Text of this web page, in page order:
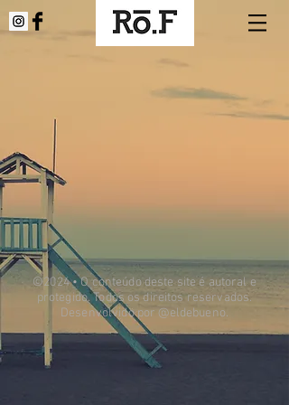
©2024 • O conteúdo deste site é autoral e
protegido. Todos os direitos reservados.
Desenvolvido por @eldebueno.